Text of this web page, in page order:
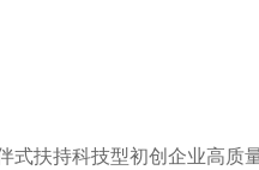
式扶持科技型初创企业高